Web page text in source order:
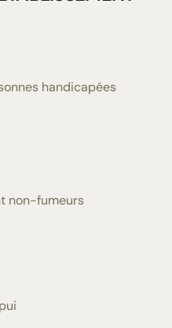
handicapées
non-fumeurs